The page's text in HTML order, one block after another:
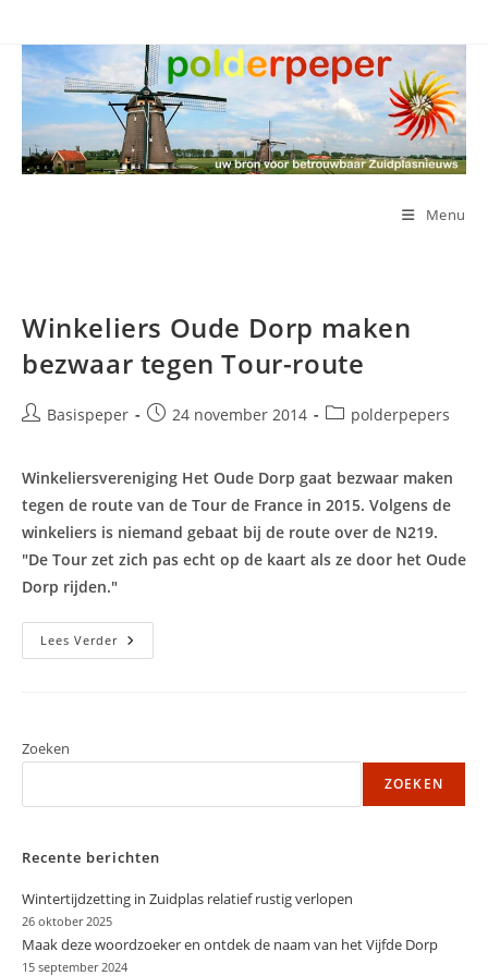
naar
inhoud
Menu
Winkeliers Oude Dorp maken
bezwaar tegen Tour-route
BerichtBasispeper
Bericht24 november 2014 Berichtcategorie:
polderpepers
Winkeliersvereniging Het Oude Dorp gaat bezwaar maken
tegen de route van de Tour de France in 2015. Volgens de
winkeliers is niemand gebaat bij de route over de N219.
"De Tour zet zich pas echt op de kaart als ze door het Oude
Dorp rijden."
Lees VerderWinkeliers
Oude
Zoeken
ZOEKEN
Recente berichten
Wintertijdzetting in Zuidplas relatief rustig verlopen
26 oktober 2025
Maak deze woordzoeker en ontdek de naam van het Vijfde Dorp
15 september 2024